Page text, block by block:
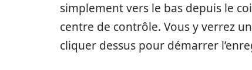
simplement vers le bas depuis le
centre de contrôle. Vous y verrez
cliquer dessus pour démarrer